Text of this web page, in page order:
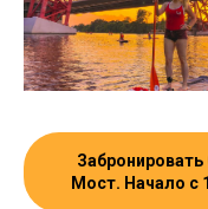
Мост. Начало с